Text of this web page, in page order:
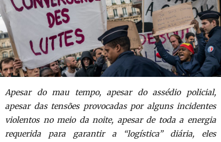
Apesar do mau tempo, apesar do assédio policial,
apesar das tensões provocadas por alguns incidentes
violentos no meio da noite, apesar de toda a energia
requerida para garantir a “logística” diária, eles